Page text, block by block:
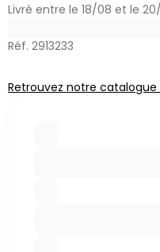
Livré entre le 18/08 et le
Réf. 2913233
Retrouvez notre